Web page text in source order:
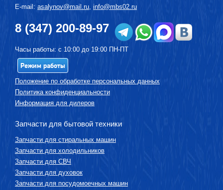
E-mail: asalynov@mail.ru info@mbs02.ru
8 (347) 200-89-97
Часы работы: с 10:00 до 19:00 ПН-ПТ
Режим работы
Положение по обработке персональных данных
Политика конфиденциальности
Информация для дилеров
Запчасти для бытовой техники
Запчасти для стиральных машин
Запчасти для холодильников
Запчасти для СВЧ
Запчасти для духовок
Запчасти для посудомоечных машин